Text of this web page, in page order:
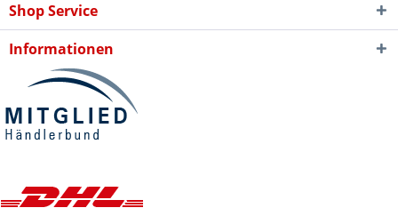
Shop Service
Informationen